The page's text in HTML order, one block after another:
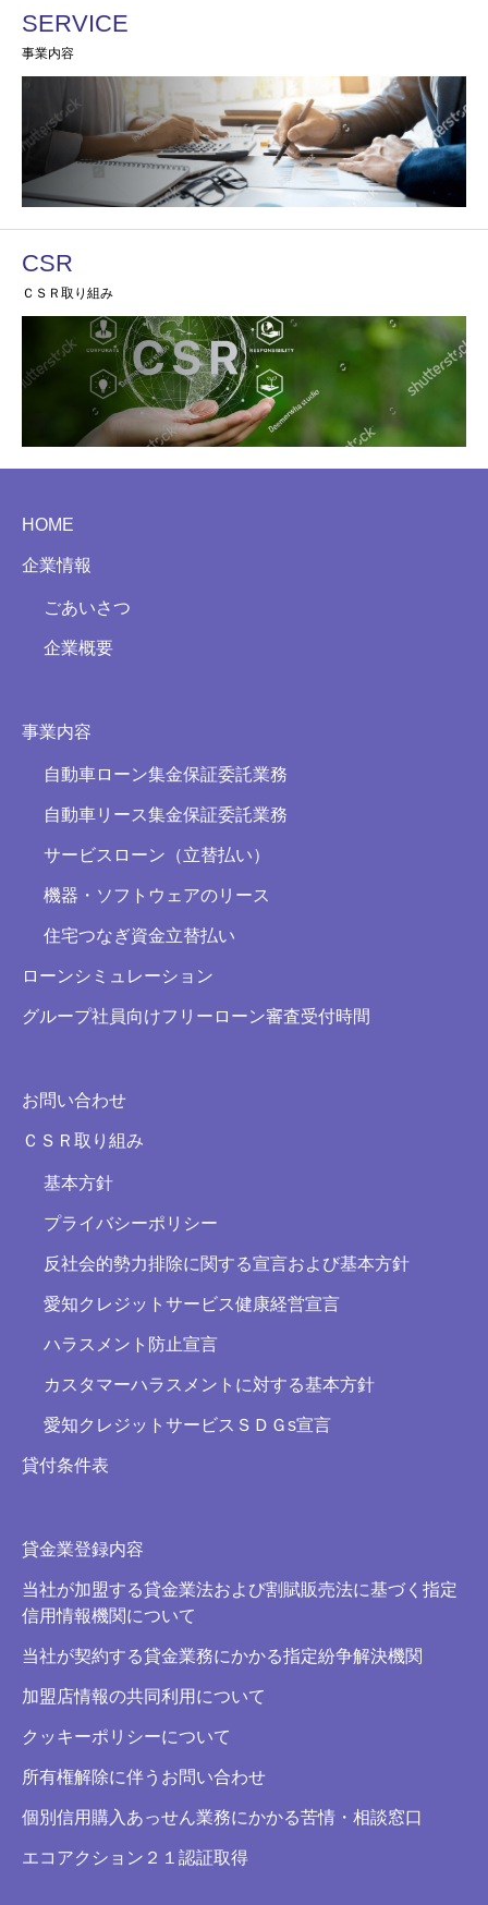
SERVICE
事業内容
CSR
ＣＳＲ取り組み
HOME
企業情報
ごあいさつ
企業概要
事業内容
自動車ローン集金保証委託業務
自動車リース集金保証委託業務
サービスローン（立替払い）
機器・ソフトウェアのリース
住宅つなぎ資金立替払い
ローンシミュレーション
グループ社員向けフリーローン審査受付時間
お問い合わせ
ＣＳＲ取り組み
基本方針
プライバシーポリシー
反社会的勢力排除に関する宣言および基本方針
愛知クレジットサービス健康経営宣言
ハラスメント防止宣言
カスタマーハラスメントに対する基本方針
愛知クレジットサービスＳＤＧs宣言
貸付条件表
貸金業登録内容
当社が加盟する貸金業法および割賦販売法に基づく指定
信用情報機関について
当社が契約する貸金業務にかかる指定紛争解決機関
加盟店情報の共同利用について
クッキーポリシーについて
所有権解除に伴うお問い合わせ
個別信用購入あっせん業務にかかる苦情・相談窓口
エコアクション２１認証取得